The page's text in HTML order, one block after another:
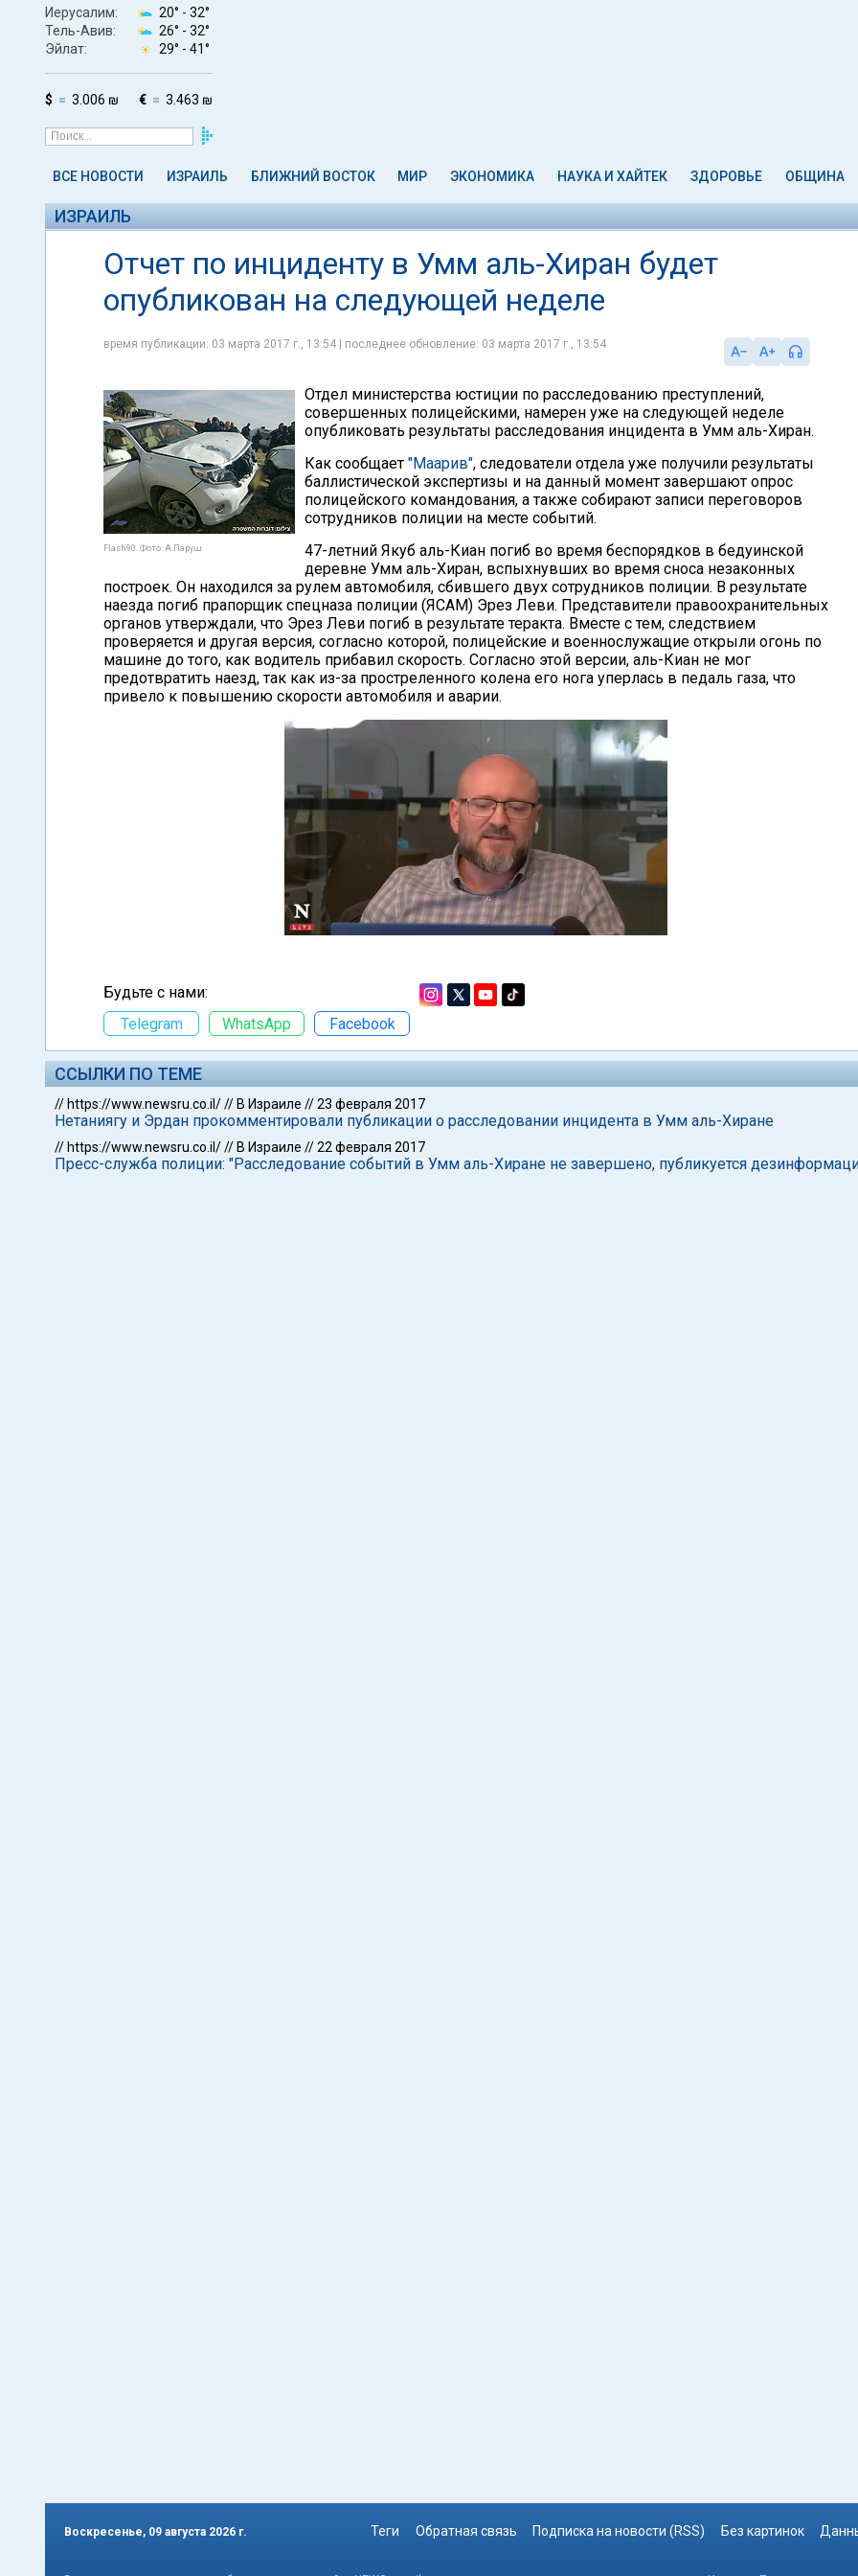
Иерусалим: 20° - 32°
Тель-Авив:
26° - 32°
Эйлат:
29° - 41°
$ 3.006 ₪ € 3.463 ₪
ВСЕ НОВОСТИ ИЗРАИЛЬ БЛИЖНИЙ ВОСТОК МИР ЭКОНОМИКА НАУКА И ХАЙТЕК ЗДОРОВЬЕ ОБЩИНА
ИЗРАИЛЬ
Отчет по инциденту в Умм аль-Хиран будет
опубликован на следующей неделе
время публикации: 03 марта 2017 г., 13:54 | последнее обновление: 03 марта 2017 г., 13:54
Flash90. Фото: А.Паруш
Отдел министерства юстиции по расследованию преступлений,
совершенных полицейскими, намерен уже на следующей неделе
опубликовать результаты расследования инцидента в Умм аль-Хиран.
Как сообщает "Маарив", следователи отдела уже получили результаты
баллистической экспертизы и на данный момент завершают опрос
полицейского командования, а также собирают записи переговоров
сотрудников полиции на месте событий.
47-летний Якуб аль-Киан погиб во время беспорядков в бедуинской
деревне Умм аль-Хиран, вспыхнувших во время сноса незаконных
построек. Он находился за рулем автомобиля, сбившего двух сотрудников полиции. В результате
наезда погиб прапорщик спецназа полиции (ЯСАМ) Эрез Леви. Представители правоохранительных
органов утверждали, что Эрез Леви погиб в результате теракта. Вместе с тем, следствием
проверяется и другая версия, согласно которой, полицейские и военнослужащие открыли огонь по
машине до того, как водитель прибавил скорость. Согласно этой версии, аль-Киан не мог
предотвратить наезд, так как из-за простреленного колена его нога уперлась в педаль газа, что
привело к повышению скорости автомобиля и аварии.
Будьте с нами:
Telegram
WhatsApp Facebook
ССЫЛКИ ПО ТЕМЕ
// https://www.newsru.co.il/// В Израиле //23 февраля 2017
Нетаниягу и Эрдан прокомментировали публикации о расследовании инцидента в Умм аль-Хиране
// https://www.newsru.co.il/// В Израиле //22 февраля 2017
Пресс-служба полиции: "Расследование событий в Умм аль-Хиране не завершено, публикуется
Воскресенье, 09 августа 2026 г. Теги Обратная связь Подписка на новости (RSS) Без картинок